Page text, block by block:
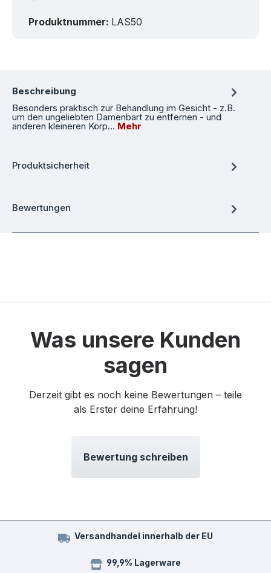
Produktnummer: LAS50
Beschreibung
Besonders praktisch zur Behandlung im Gesicht - z.B.
um den ungeliebten Damenbart zu entfernen - und
anderen kleineren Körp… Mehr
Produktsicherheit
Bewertungen
Was unsere Kunden
sagen
Derzeit gibt es noch keine Bewertungen – teile
als Erster deine Erfahrung!
Bewertung schreiben
Versandhandel innerhalb der EU
99,9% Lagerware